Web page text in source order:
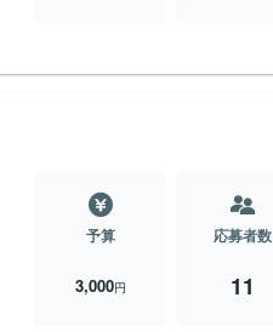
予算
3,000円
応募者数
11